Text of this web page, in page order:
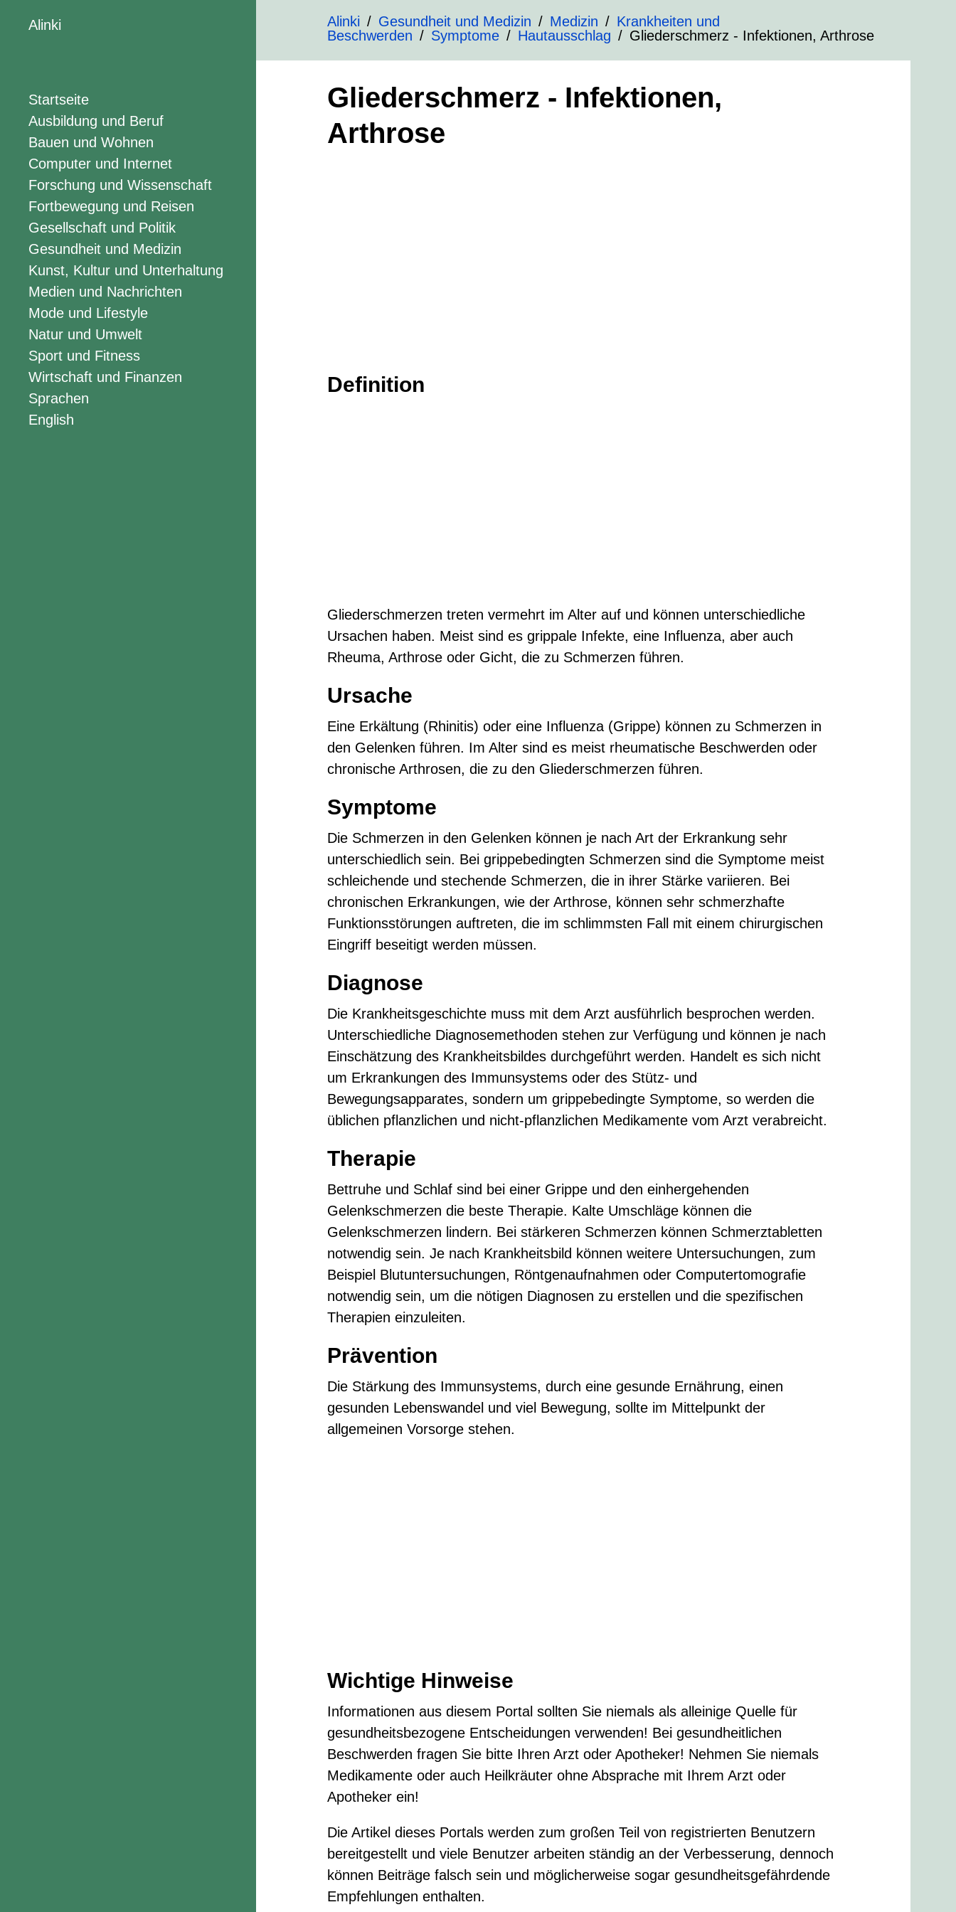
Alinki Alinki Gesundheit und Medizin Medizin
Krankheiten und
Beschwerden
Symptome Hautausschlag Gliederschmerz - Infektionen, Arthrose
Startseite
Ausbildung und Beruf
Bauen und Wohnen
Computer und Internet
Forschung und Wissenschaft
Fortbewegung und Reisen
Gesellschaft und Politik
Gesundheit und Medizin
Kunst, Kultur und Unterhaltung
Medien und Nachrichten
Mode und Lifestyle
Natur und Umwelt
Sport und Fitness
Wirtschaft und Finanzen
Sprachen
English
Gliederschmerz - Infektionen,
Arthrose
Definition
Gliederschmerzen treten vermehrt im Alter auf und können unterschiedliche
Ursachen haben. Meist sind es grippale Infekte, eine Influenza, aber auch
Rheuma, Arthrose oder Gicht, die zu Schmerzen führen.
Ursache
Eine Erkältung (Rhinitis) oder eine Influenza (Grippe) können zu Schmerzen in
den Gelenken führen. Im Alter sind es meist rheumatische Beschwerden oder
chronische Arthrosen, die zu den Gliederschmerzen führen.
Symptome
Die Schmerzen in den Gelenken können je nach Art der Erkrankung sehr
unterschiedlich sein. Bei grippebedingten Schmerzen sind die Symptome meist
schleichende und stechende Schmerzen, die in ihrer Stärke variieren. Bei
chronischen Erkrankungen, wie der Arthrose, können sehr schmerzhafte
Funktionsstörungen auftreten, die im schlimmsten Fall mit einem chirurgischen
Eingriff beseitigt werden müssen.
Diagnose
Die Krankheitsgeschichte muss mit dem Arzt ausführlich besprochen werden.
Unterschiedliche Diagnosemethoden stehen zur Verfügung und können je nach
Einschätzung des Krankheitsbildes durchgeführt werden. Handelt es sich nicht
um Erkrankungen des Immunsystems oder des Stütz- und
Bewegungsapparates, sondern um grippebedingte Symptome, so werden die
üblichen pflanzlichen und nicht-pflanzlichen Medikamente vom Arzt verabreicht.
Therapie
Bettruhe und Schlaf sind bei einer Grippe und den einhergehenden
Gelenkschmerzen die beste Therapie. Kalte Umschläge können die
Gelenkschmerzen lindern. Bei stärkeren Schmerzen können Schmerztabletten
notwendig sein. Je nach Krankheitsbild können weitere Untersuchungen, zum
Beispiel Blutuntersuchungen, Röntgenaufnahmen oder Computertomografie
notwendig sein, um die nötigen Diagnosen zu erstellen und die spezifischen
Therapien einzuleiten.
Prävention
Die Stärkung des Immunsystems, durch eine gesunde Ernährung, einen
gesunden Lebenswandel und viel Bewegung, sollte im Mittelpunkt der
allgemeinen Vorsorge stehen.
Wichtige Hinweise
Informationen aus diesem Portal sollten Sie niemals als alleinige Quelle für
gesundheitsbezogene Entscheidungen verwenden! Bei gesundheitlichen
Beschwerden fragen Sie bitte Ihren Arzt oder Apotheker! Nehmen Sie niemals
Medikamente oder auch Heilkräuter ohne Absprache mit Ihrem Arzt oder
Apotheker ein!
Die Artikel dieses Portals werden zum großen Teil von registrierten Benutzern
bereitgestellt und viele Benutzer arbeiten ständig an der Verbesserung, dennoch
können Beiträge falsch sein und möglicherweise sogar gesundheitsgefährdende
Empfehlungen enthalten.